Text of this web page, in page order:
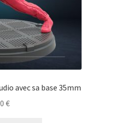
avec sa base 35mm
€